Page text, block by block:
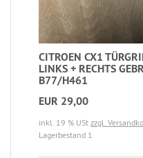
CITROEN CX1
LINKS + RECHTS
B77/H461
EUR 29,00
inkl. 19 % USt zzgl.
Lagerbestand 1